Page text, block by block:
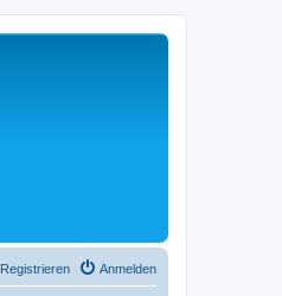
Anmelden
Registrieren